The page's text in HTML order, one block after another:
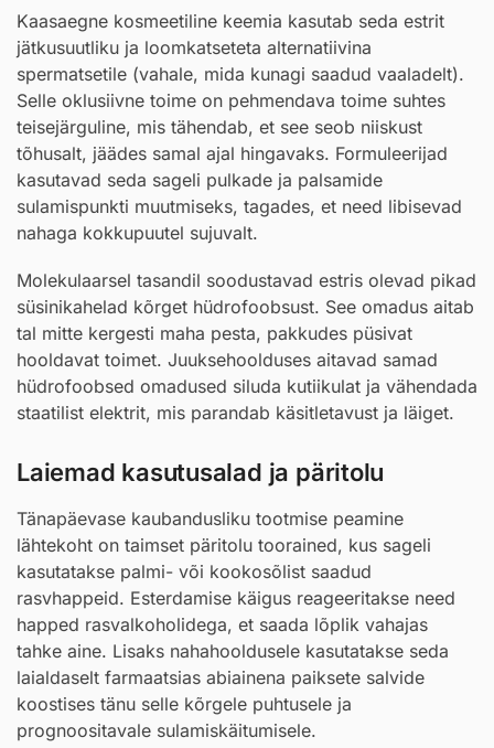
Kaasaegne kosmeetiline keemia kasutab seda estrit
jätkusuutliku ja loomkatseteta alternatiivina
spermatsetile (vahale, mida kunagi saadud vaaladelt).
Selle oklusiivne toime on pehmendava toime suhtes
teisejärguline, mis tähendab, et see seob niiskust
tõhusalt, jäädes samal ajal hingavaks. Formuleerijad
kasutavad seda sageli pulkade ja palsamide
sulamispunkti muutmiseks, tagades, et need libisevad
nahaga kokkupuutel sujuvalt.
Molekulaarsel tasandil soodustavad estris olevad pikad
süsinikahelad kõrget hüdrofoobsust. See omadus aitab
tal mitte kergesti maha pesta, pakkudes püsivat
hooldavat toimet. Juuksehoolduses aitavad samad
hüdrofoobsed omadused siluda kutiikulat ja vähendada
staatilist elektrit, mis parandab käsitletavust ja läiget.
Laiemad kasutusalad ja päritolu
Tänapäevase kaubandusliku tootmise peamine
lähtekoht on taimset päritolu toorained, kus sageli
kasutatakse palmi- või kookosõlist saadud
rasvhappeid. Esterdamise käigus reageeritakse need
happed rasvalkoholidega, et saada lõplik vahajas
tahke aine. Lisaks nahahooldusele kasutatakse seda
laialdaselt farmaatsias abiainena paiksete salvide
koostises tänu selle kõrgele puhtusele ja
prognoositavale sulamiskäitumisele.